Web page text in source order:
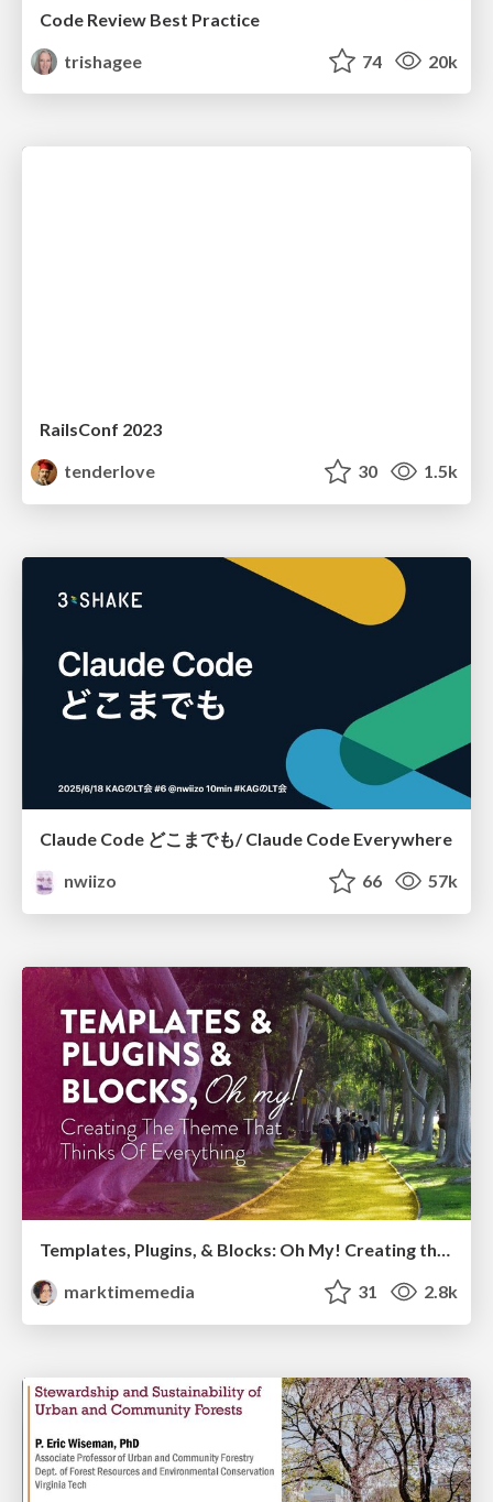
Code Review Best Practice
trishagee
74 20k
RailsConf 2023
tenderlove
30 1.5k
Claude Code どこまでも/ Claude Code Everywhere
nwiizo
66 57k
marktimemedia
31 2.8k